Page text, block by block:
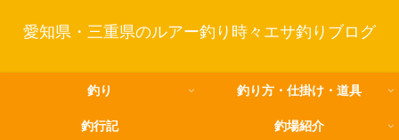
愛知県・三重県のルアー釣り時々エサ釣りブログ
釣り 釣り方・仕掛け・道具
釣行記 釣場紹介